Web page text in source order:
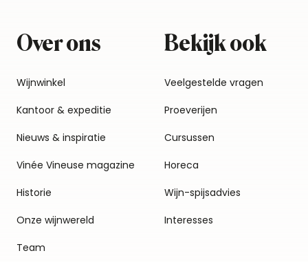
Over ons
Wijnwinkel
Kantoor & expeditie
Nieuws & inspiratie
Vinée Vineuse magazine
Historie
Onze wijnwereld
Team
Bekijk ook
Veelgestelde vragen
Proeverijen
Cursussen
Horeca
Wijn-spijsadvies
Interesses